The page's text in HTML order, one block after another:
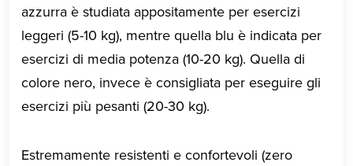
azzurra è studiata appositamente per esercizi
leggeri (5-10 kg), mentre quella blu è indicata per
esercizi di media potenza (10-20 kg). Quella di
colore nero, invece è consigliata per eseguire gli
esercizi più pesanti (20-30 kg).
Estremamente resistenti e confortevoli (zero